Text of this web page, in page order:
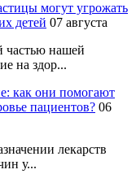
могут угрожать
детей 07 августа
частью нашей
на здор...
как они помогают
пациентов? 06
лекарств
у...